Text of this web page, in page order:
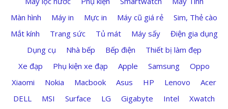
Màn hình
Máy in Mực in Máy cũ giá rẻ
Sim, Thẻ cào
Mắt kính
Trang sức Tủ mát Máy sấy
Điện gia dụng
Dụng cụ
Nhà bếp Bếp điện
Thiết bị làm đẹp
Xe đạp
Phụ kiện xe đạp Apple Samsung
Oppo
Xiaomi
Nokia Macbook Asus HP Lenovo
Acer
DELL
MSI Surface LG Gigabyte Intel
Xwatch